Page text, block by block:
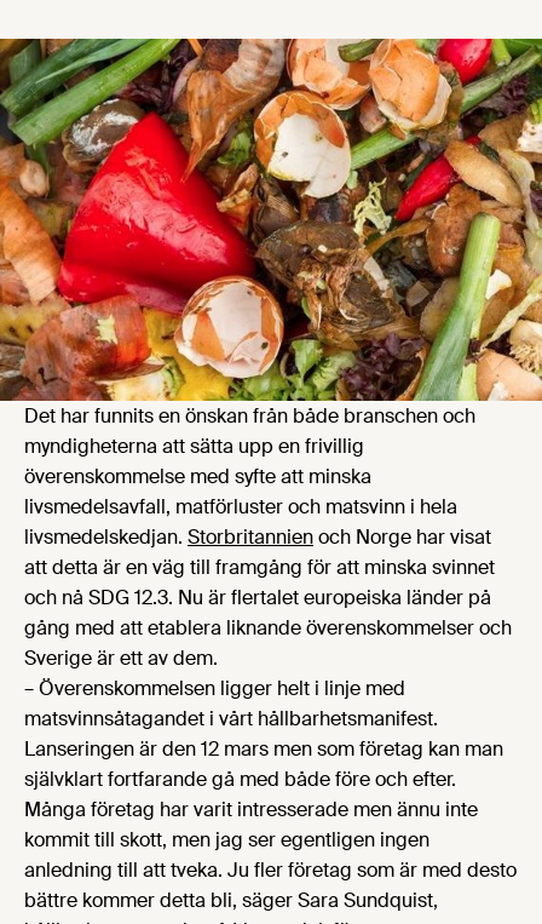
Det har funnits en önskan från både branschen och
myndigheterna att sätta upp en frivillig
överenskommelse med syfte att minska
livsmedelsavfall, matförluster och matsvinn i hela
livsmedelskedjan. Storbritannienoch Norge har visat
att detta är en väg till framgång för att minska svinnet
och nå SDG 12.3. Nu är flertalet europeiska länder på
gång med att etablera liknande överenskommelser och
Sverige är ett av dem.
– Överenskommelsen ligger helt i linje med
matsvinnsåtagandet i vårt hållbarhetsmanifest.
Lanseringen är den 12 mars men som företag kan man
självklart fortfarande gå med både före och efter.
Många företag har varit intresserade men ännu inte
kommit till skott, men jag ser egentligen ingen
anledning till att tveka. Ju fler företag som är med desto
bättre kommer detta bli, säger Sara Sundquist,